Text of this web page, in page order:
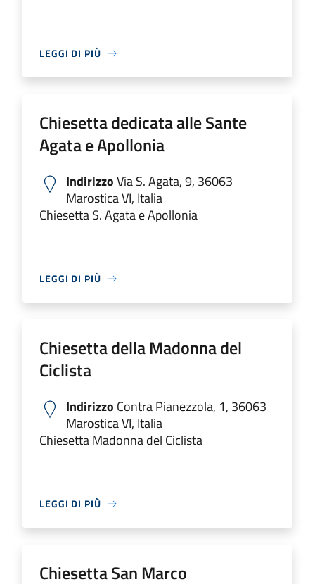
LEGGI DI PIÙ
Chiesetta dedicata alle Sante
Agata e Apollonia
IndirizzoVia S. Agata, 9, 36063
Marostica VI, Italia
Chiesetta S. Agata e Apollonia
LEGGI DI PIÙ
Chiesetta della Madonna del
Ciclista
Indirizzo Contra Pianezzola, 1, 36063
Marostica VI, Italia
Chiesetta Madonna del Ciclista
LEGGI DI PIÙ
Chiesetta San Marco